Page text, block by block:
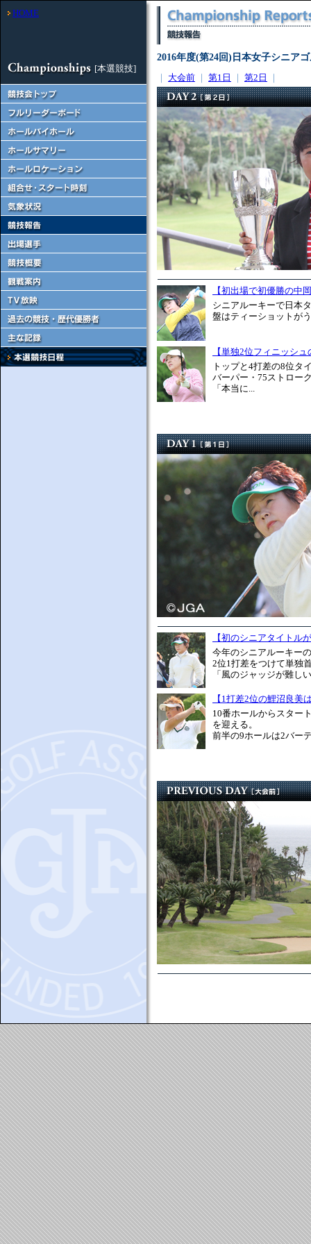
HOME
[本選競技]
2016年度(第24回)日本女子シニア
｜ 大会前 ｜ 第1日 ｜ 第2日 ｜
【初出場で初優勝の中
シニアルーキーで日本
盤はティーショットが
【単独2位フィニッシ
トップと4打差の8位タ
バーパー・75ストロー
「本当に...
【初のシニアタイトル
今年のシニアルーキー
2位1打差をつけて単独
「風のジャッジが難し
【1打差2位の鯉沼良
10番ホールからスター
を迎える。
前半の9ホールは2バー